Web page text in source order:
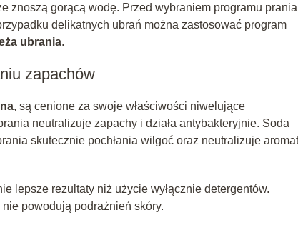
znoszą gorącą wodę. Przed wybraniem programu prania
delikatnych ubrań można zastosować program
ubrania.
zapachów
, są cenione za swoje właściwości niwelujące
neutralizuje zapachy i działa antybakteryjnie. Soda
skutecznie pochłania wilgoć oraz neutralizuje
lepsze rezultaty niż użycie wyłącznie detergentów.
powodują podrażnień skóry.